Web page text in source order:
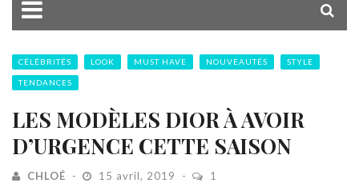
CÉLÉBRITÉS LOOK MUST HAVE NOUVEAUTÉS STYLE
TENDANCES
LES MODÈLES DIOR À AVOIR
D’URGENCE CETTE SAISON
CHLOÉ 15 avril, 2019 1